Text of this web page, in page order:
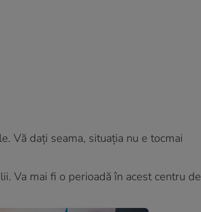
Vă dați seama, situația nu e tocmai
Va mai fi o perioadă în acest centru de